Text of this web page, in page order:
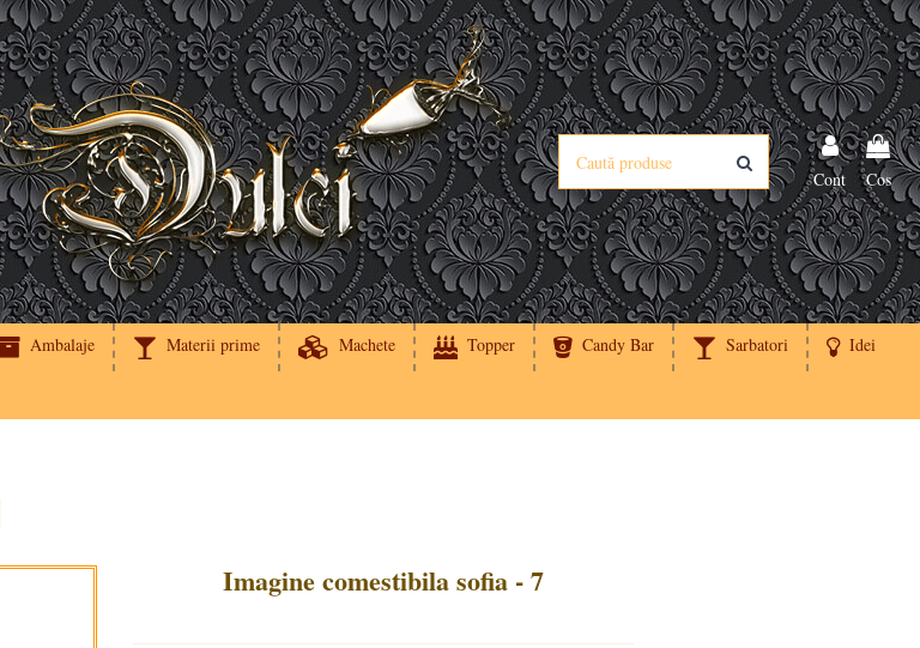
Cont Cos
Ambalaje Materii prime Machete Topper Candy Bar Sarbatori Idei
Imagine comestibila sofia - 7